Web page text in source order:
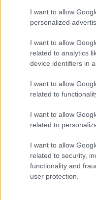
I want to allow
personalized
I want to allow
related to analytics
device identifiers in
I want to allow
related to
I want to allow
related to
I want to allow
related to security,
functionality and
user protection.